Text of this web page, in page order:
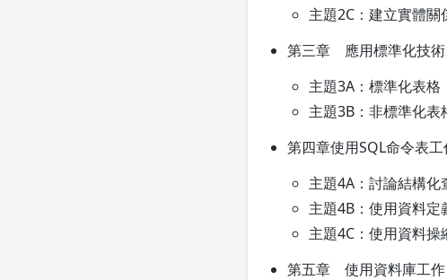
主題2C：建立實體關
第三章 應用標準化技術
主題3A：標準化表格
主題3B：非標準化表
第四章使用SQL命令表工
主題4A：討論結構化
主題4B：使用資料
主題4C：使用資料
第五章 使用資料庫工作